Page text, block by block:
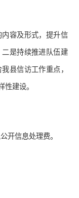
容及形式，提升信
是持续推进队伍建
县信访工作重点，
性建设。
开信息处理费。